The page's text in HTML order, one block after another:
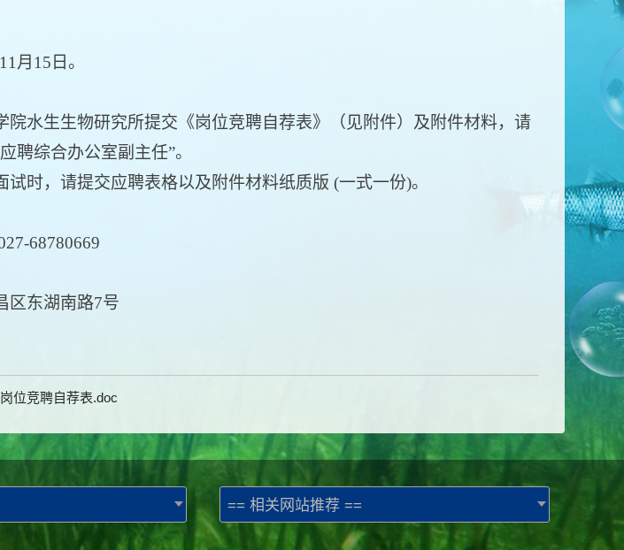
15日。
水生生物研究所提交《岗位竞聘自荐表》（见附件）及附件材料，请
聘综合办公室副主任”。
，请提交应聘表格以及附件材料纸质版 (一式一份)。
68780669
东湖南路7号
位竞聘自荐表.doc
== 相关网站推荐 ==